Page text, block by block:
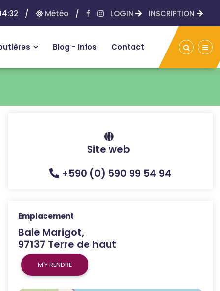
/ Météo / LOGIN INSCRIPTION
Blog - Infos Contact
Site web
+590 (0) 590 99 54 94
Emplacement
Baie Marigot,
97137 Terre de haut
M'Y RENDRE